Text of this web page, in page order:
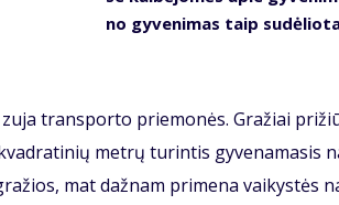
no gy­ve­ni­mas taip
trans­por­to prie­mo­nės. Gra­žiai
met­rų tu­rin­tis gy­ve­na­ma­sis
mat daž­nam pri­me­na vai­kys­tės